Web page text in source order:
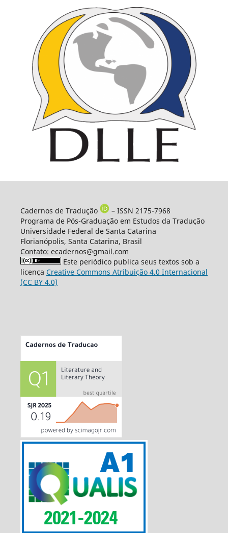
Cadernos de Tradução
– ISSN 2175-7968
Programa de Pós-Graduação em Estudos da Tradução
Universidade Federal de Santa Catarina
Florianópolis, Santa Catarina, Brasil
Contato: ecadernos@gmail.com
Este periódico publica seus textos sob a
licença Creative Commons Atribuição 4.0 Internacional
(CC BY 4.0)